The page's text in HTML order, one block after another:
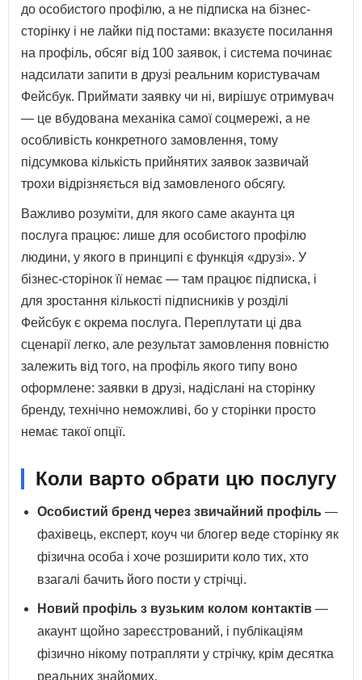
до особистого профілю, а не підписка на бізнес-
сторінку і не лайки під постами: вказуєте посилання
на профіль, обсяг від 100 заявок, і система починає
надсилати запити в друзі реальним користувачам
Фейсбук. Приймати заявку чи ні, вирішує отримувач
— це вбудована механіка самої соцмережі, а не
особливість конкретного замовлення, тому
підсумкова кількість прийнятих заявок зазвичай
трохи відрізняється від замовленого обсягу.
Важливо розуміти, для якого саме акаунта ця
послуга працює: лише для особистого профілю
людини, у якого в принципі є функція «друзі». У
бізнес-сторінок її немає — там працює підписка, і
для зростання кількості підписників у розділі
Фейсбук є окрема послуга. Переплутати ці два
сценарії легко, але результат замовлення повністю
залежить від того, на профіль якого типу воно
оформлене: заявки в друзі, надіслані на сторінку
бренду, технічно неможливі, бо у сторінки просто
немає такої опції.
Коли варто обрати цю послугу
Особистий бренд через звичайний профіль —
фахівець, експерт, коуч чи блогер веде сторінку як
фізична особа і хоче розширити коло тих, хто
взагалі бачить його пости у стрічці.
Новий профіль з вузьким колом контактів —
акаунт щойно зареєстрований, і публікаціям
фізично нікому потрапляти у стрічку, крім десятка
реальних знайомих.